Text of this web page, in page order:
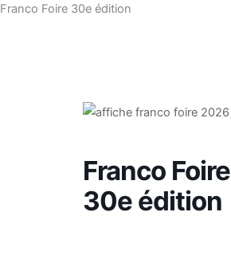
Franco Foire 30e édition
Franco Foire
30e édition